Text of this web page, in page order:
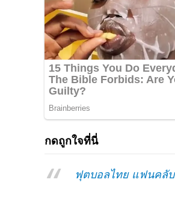
กดถูกใจที่นี่
ฟุตบอลไทย แฟนคลับ